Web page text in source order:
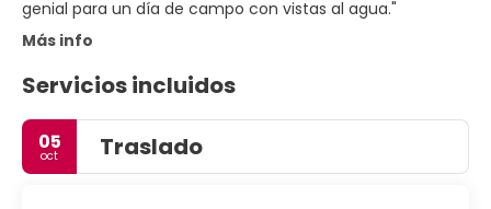
Más info
Servicios incluidos
05
oct Traslado